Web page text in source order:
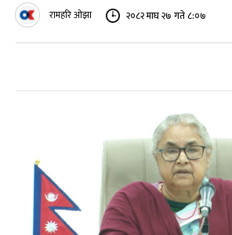
रामहरि ओझा २०८२ माघ २७ गते ८:०७